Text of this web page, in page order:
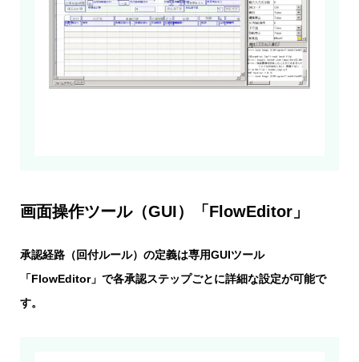
画面操作ツール（GUI）「FlowEditor」
承認経路（回付ルール）の定義は専用GUIツール
「FlowEditor」で各承認ステップごとに詳細な設定が可能で
す。